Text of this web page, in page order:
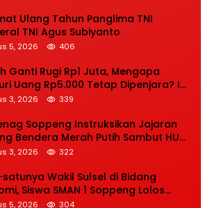
Ulang Tahun Panglima TNI
TNI Agus Subiyanto
5, 2026 406
Ganti Rugi Rp1 Juta, Mengapa
Uang Rp5.000 Tetap Dipenjara? Ini
Hakim
3, 2026 339
Soppeng Instruksikan Jajaran
Bendera Merah Putih Sambut HUT
RI3, 2026 322
Wakil Sulsel di Bidang
Siswa SMAN 1 Soppeng Lolos
OSN Nasional 2026
5, 2026 304